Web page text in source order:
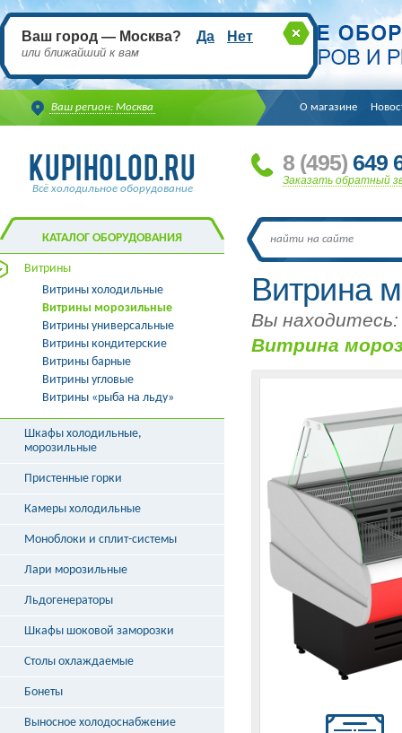
Ваш регион: Москва
Ваш город — Москва? Да Нет
или ближайший к вам
О магазине
Всё холодильное оборудование
8 (495) 649
Заказать обратный
Витрина
Вы находитесь:
Витрина
КАТАЛОГ ОБОРУДОВАНИЯ
Витрины
Витрины холодильные
Витрины морозильные
Витрины универсальные
Витрины кондитерские
Витрины барные
Витрины угловые
Витрины «рыба на льду»
Шкафы холодильные,
морозильные
Пристенные горки
Камеры холодильные
Моноблоки и сплит-системы
Лари морозильные
Льдогенераторы
Шкафы шоковой заморозки
Столы охлаждаемые
Бонеты
Выносное холодоснабжение